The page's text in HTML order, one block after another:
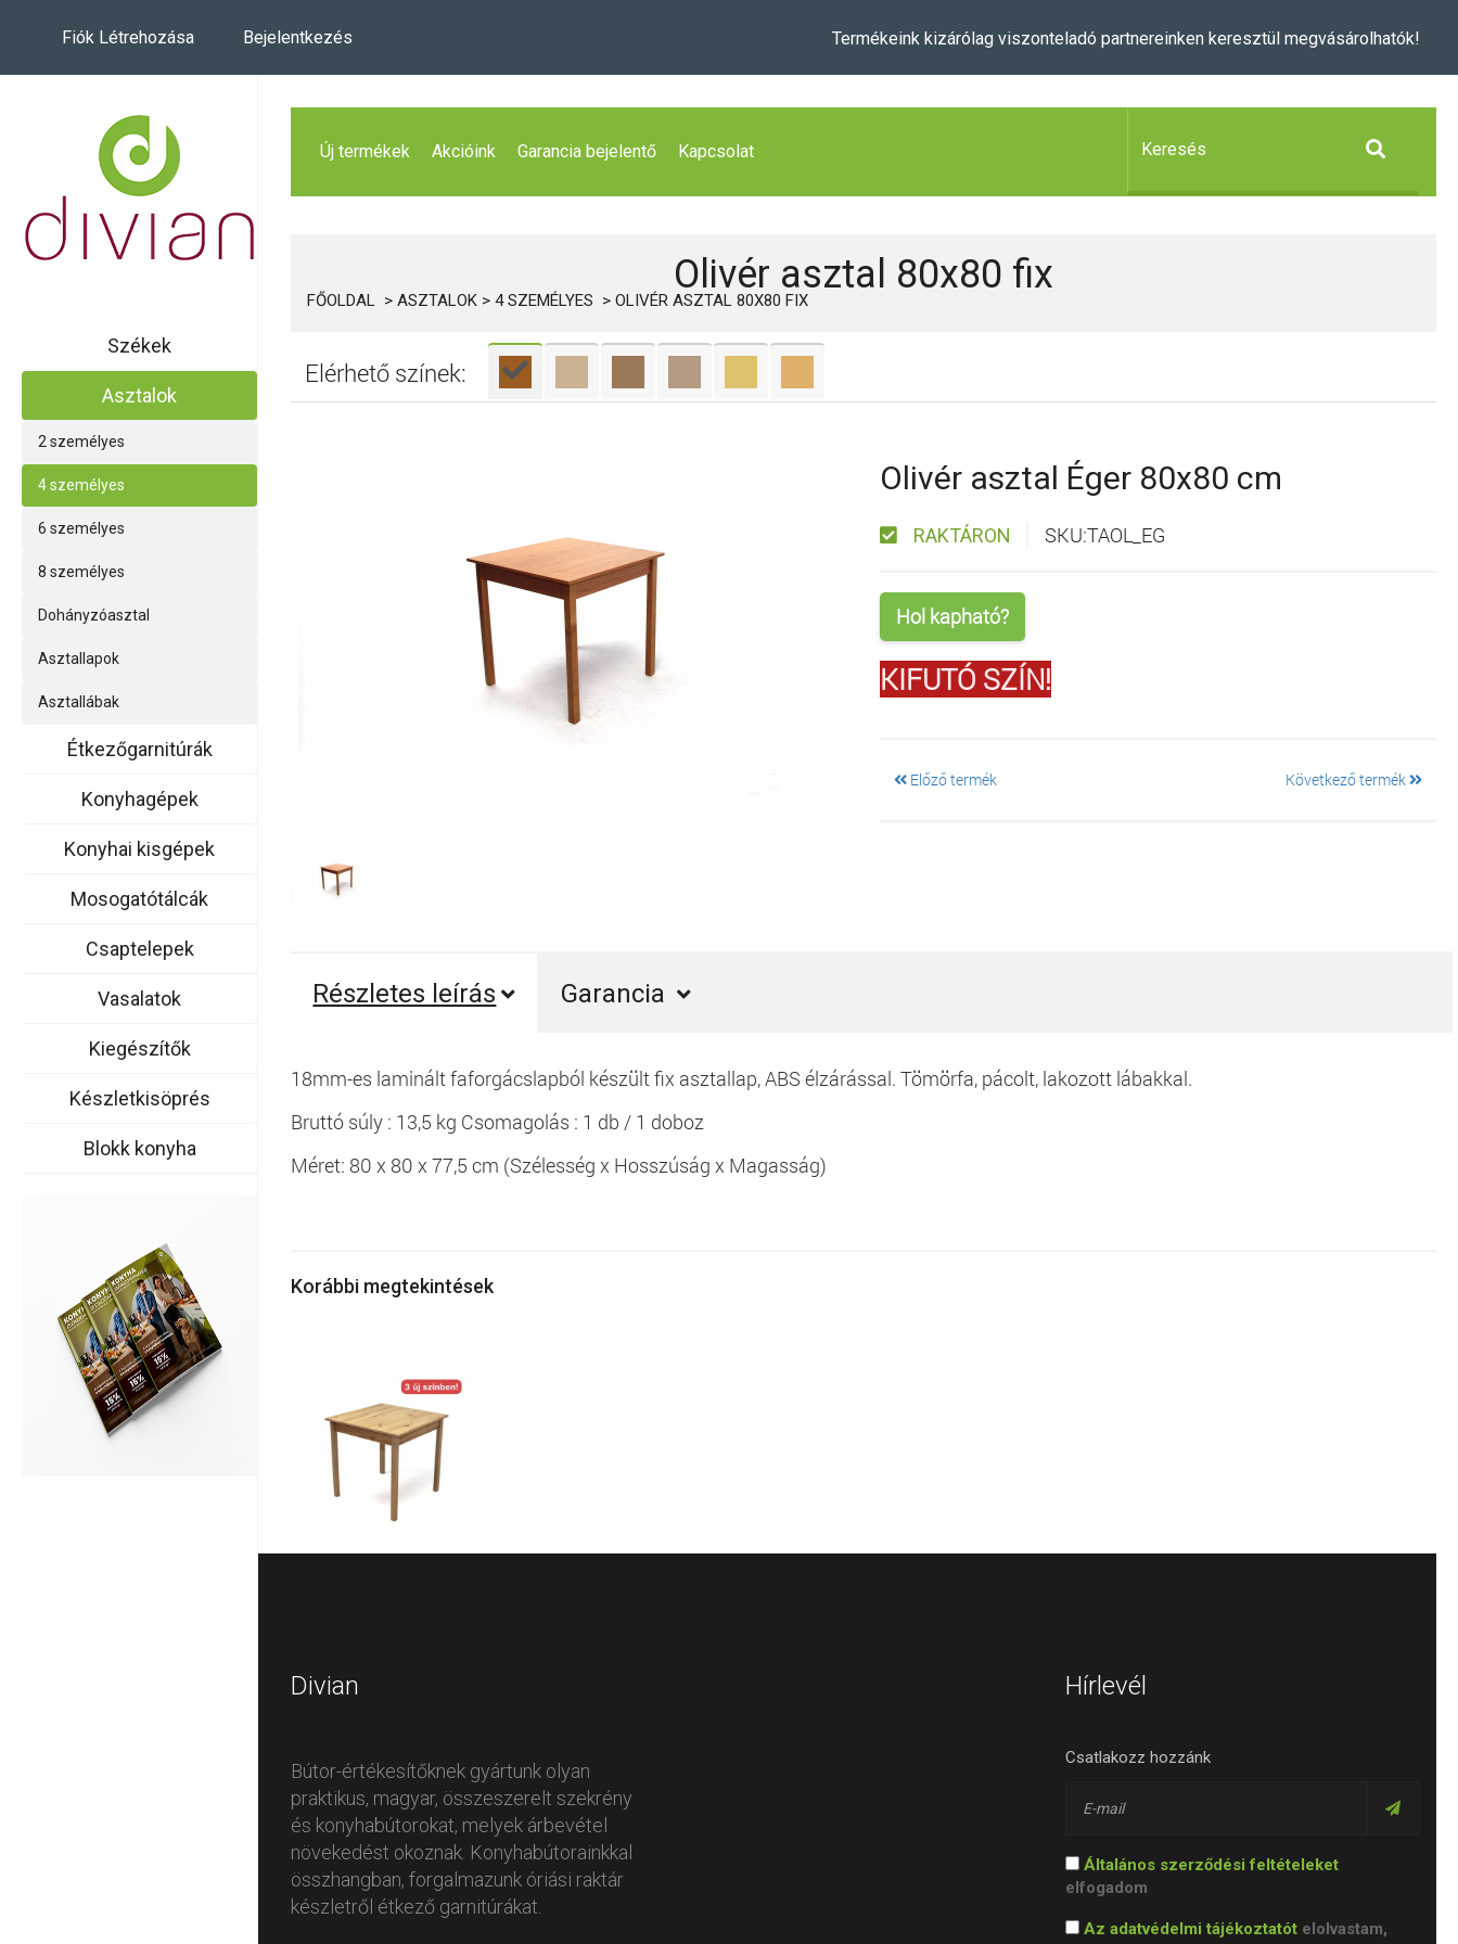
Fiók Létrehozása Bejelentkezés Termékeink kizárólag viszonteladó partnereinken keresztül megvásárolhatók!
Székek
Asztalok
2 személyes
4 személyes
6 személyes
8 személyes
Dohányzóasztal
Asztallapok
Asztallábak
Étkezőgarnitúrák
Konyhagépek
Konyhai kisgépek
Mosogatótálcák
Csaptelepek
Vasalatok
Kiegészítők
Készletkisöprés
Blokk konyha
Új termékek Akcióink Garancia bejelentő Kapcsolat
Olivér asztal 80x80 fix
FŐOLDAL ASZTALOK 4 SZEMÉLYES OLIVÉR ASZTAL 80X80 FIX
Elérhető színek:
Olivér asztal Éger 80x80 cm
RAKTÁRON SKU:TAOL_EG
Hol kapható?
KIFUTÓ SZÍN!
Előző termék Következő termék
Részletes leírás Garancia
18mm-es laminált faforgácslapból készült fix asztallap, ABS élzárással. Tömörfa, pácolt, lakozott lábakkal.
Bruttó súly : 13,5 kg Csomagolás : 1 db / 1 doboz
Méret: 80 x 80 x 77,5 cm (Szélesség x Hosszúság x Magasság)
Korábbi megtekintések
Divian
Bútor-értékesítőknek gyártunk olyan
praktikus, magyar, összeszerelt szekrény
és konyhabútorokat, melyek árbevétel
növekedést okoznak. Konyhabútorainkkal
összhangban, forgalmazunk óriási raktár
készletről étkező garnitúrákat.
Hírlevél
Csatlakozz hozzánk
Általános szerződési feltételeket
elfogadom
Az adatvédelmi tájékoztatót elolvastam,